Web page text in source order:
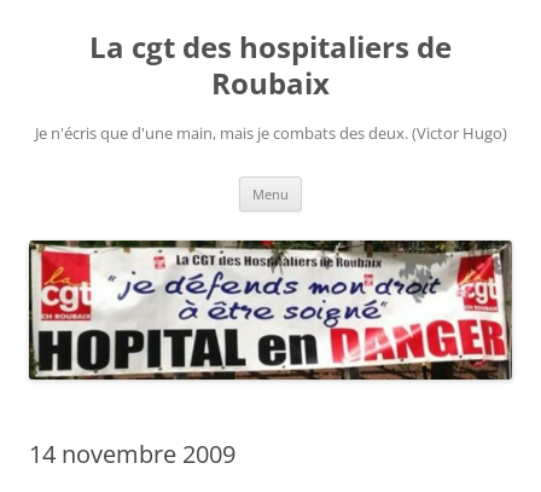
contenuLa cgt des hospitaliers de
Roubaix
Je n'écris que d'une main, mais je combats des deux. (Victor Hugo)
Menu
14 novembre 2009